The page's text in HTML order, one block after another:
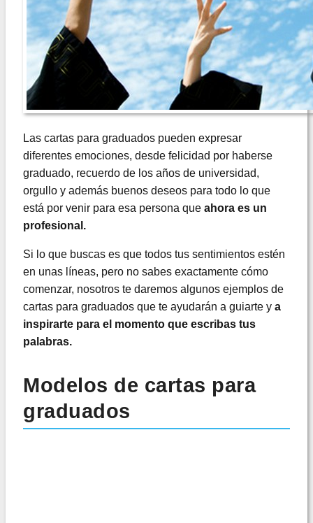
Las cartas para graduados pueden expresar
diferentes emociones, desde felicidad por haberse
graduado, recuerdo de los años de universidad,
orgullo y además buenos deseos para todo lo que
está por venir para esa persona que ahora es un
profesional.
Si lo que buscas es que todos tus sentimientos estén
en unas líneas, pero no sabes exactamente cómo
comenzar, nosotros te daremos algunos ejemplos de
cartas para graduados que te ayudarán a guiarte y a
inspirarte para el momento que escribas tus
palabras.
Modelos de cartas para
graduados